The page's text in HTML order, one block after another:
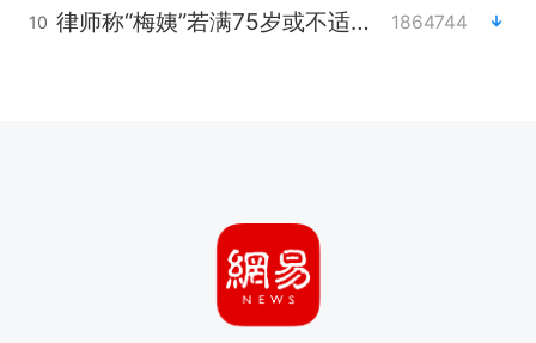
10 律师称“梅姨”若满75岁或不适用死刑 1864744